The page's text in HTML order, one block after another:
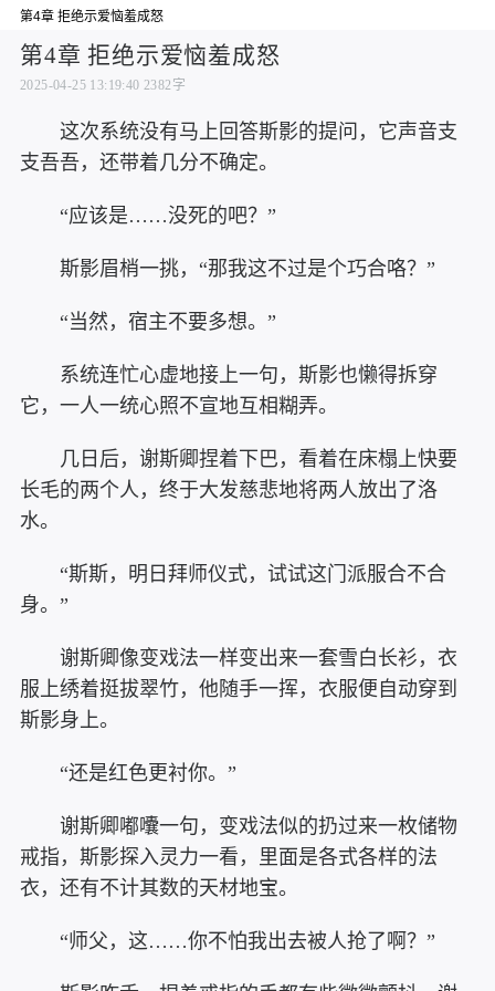
第4章 拒绝示爱恼羞成怒
第4章 拒绝示爱恼羞成怒
2025-04-25 13:19:40 2382字
这次系统没有马上回答斯影的提问，它声音支
支吾吾，还带着几分不确定。
“应该是……没死的吧？”
斯影眉梢一挑，“那我这不过是个巧合咯？”
“当然，宿主不要多想。”
系统连忙心虚地接上一句，斯影也懒得拆穿
它，一人一统心照不宣地互相糊弄。
几日后，谢斯卿捏着下巴，看着在床榻上快要
长毛的两个人，终于大发慈悲地将两人放出了洛
水。
“斯斯，明日拜师仪式，试试这门派服合不合
身。”
谢斯卿像变戏法一样变出来一套雪白长衫，衣
服上绣着挺拔翠竹，他随手一挥，衣服便自动穿到
斯影身上。
“还是红色更衬你。”
谢斯卿嘟囔一句，变戏法似的扔过来一枚储物
戒指，斯影探入灵力一看，里面是各式各样的法
衣，还有不计其数的天材地宝。
“师父，这……你不怕我出去被人抢了啊？”